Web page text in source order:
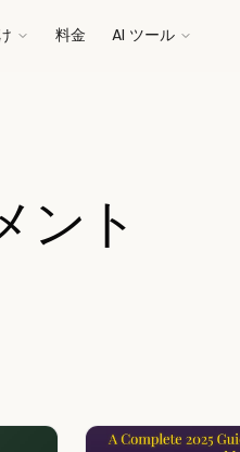
料金 AI ツール
ント